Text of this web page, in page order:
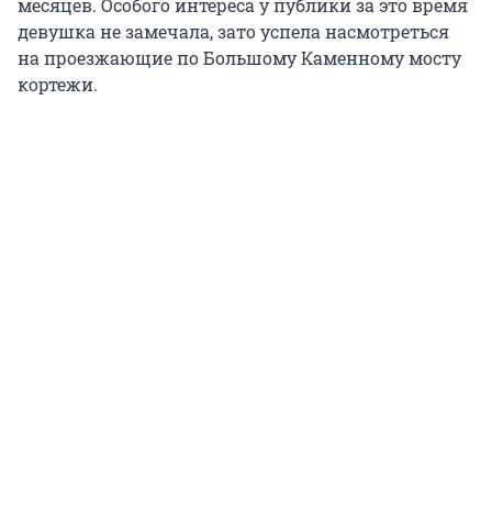
месяцев. Особого интереса у публики за это время
девушка не замечала, зато успела насмотреться
на проезжающие по Большому Каменному мосту
кортежи.